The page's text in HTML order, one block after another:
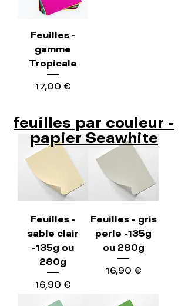
Feuilles -
gamme
Tropicale
Precio
17,00 €
Feuilles -
sable clair
-135g ou
280g
Precio
16,90 €
Feuilles - gris
perle -135g
ou 280g
Precio
16,90 €
feuilles par couleur -
papier Seawhite